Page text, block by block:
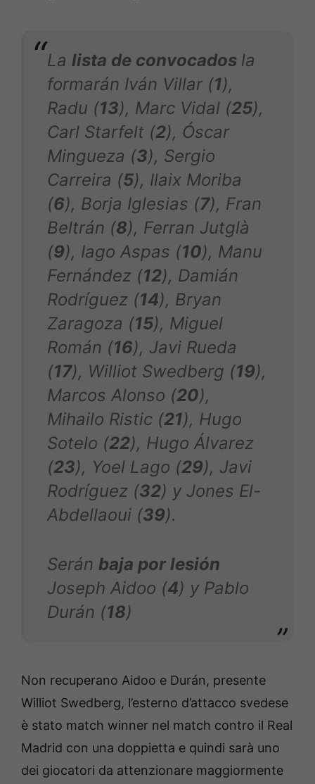
La lista de convocados la
formarán Iván Villar (1),
Radu (13), Marc Vidal (25),
Carl Starfelt (2), Óscar
Mingueza (3), Sergio
Carreira (5), Ilaix Moriba
(6), Borja Iglesias (7), Fran
Beltrán (8), Ferran Jutglà
(9), Iago Aspas (10), Manu
Fernández (12), Damián
Rodríguez (14), Bryan
Zaragoza (15), Miguel
Román (16), Javi Rueda
(17), Williot Swedberg (19),
Marcos Alonso (20),
Mihailo Ristic (21), Hugo
Sotelo (22), Hugo Álvarez
(23), Yoel Lago (29), Javi
Rodríguez (32) y Jones El-
Abdellaoui (39).
Serán baja por lesión
Joseph Aidoo (4) y Pablo
Durán (18)
Non recuperano Aidoo e Durán, presente
Williot Swedberg, l’esterno d’attacco svedese
è stato match winner nel match contro il Real
Madrid con una doppietta e quindi sarà uno
dei giocatori da attenzionare maggiormente